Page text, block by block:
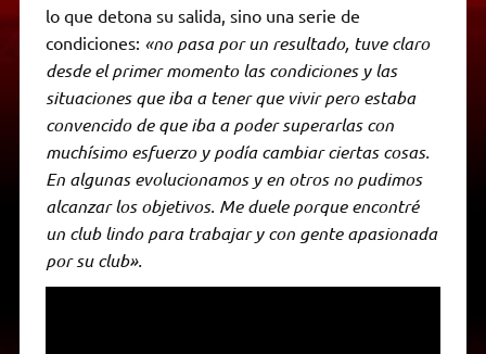
lo que detona su salida, sino una serie de
condiciones: «no pasa por un resultado, tuve claro
desde el primer momento las condiciones y las
situaciones que iba a tener que vivir pero estaba
convencido de que iba a poder superarlas con
muchísimo esfuerzo y podía cambiar ciertas cosas.
En algunas evolucionamos y en otros no pudimos
alcanzar los objetivos. Me duele porque encontré
un club lindo para trabajar y con gente apasionada
por su club».